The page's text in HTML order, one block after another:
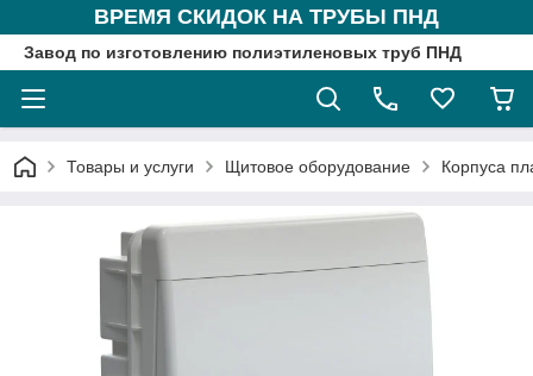
ВРЕМЯ СКИДОК НА ТРУБЫ ПНД
Завод по изготовлению полиэтиленовых труб ПНД
Товары и услуги Щитовое оборудование Корпуса